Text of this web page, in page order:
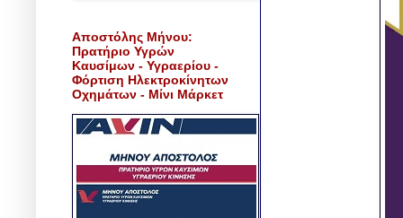
Αποστόλης Μήνου:
Πρατήριο Υγρών
Καυσίμων - Υγραερίου -
Φόρτιση Ηλεκτροκίνητων
Οχημάτων - Μίνι Μάρκετ